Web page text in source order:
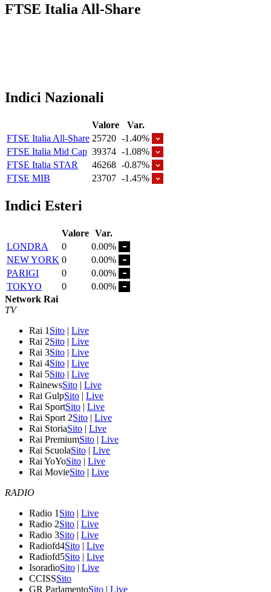
FTSE Italia All-Share
Indici Nazionali
Valore
Var.
FTSE Italia All-Share 25720 -1.40%
FTSE Italia Mid Cap 39374 -1.08%
FTSE Italia STAR
46268 -0.87%
FTSE MIB
23707 -1.45%
Indici Esteri
Valore Var.
LONDRA
0
0.00%
NEW YORK 0
0.00%
PARIGI
0
0.00%
TOKYO
0
0.00%
Network Rai
TV
Rai 1 Sito | Live
Rai 2Sito | Live
Rai 3Sito | Live
Rai 4Sito | Live
Rai 5Sito | Live
RainewsSito | Live
Rai GulpSito | Live
Rai SportSito | Live
Rai Sport 2Sito | Live
Rai StoriaSito | Live
Rai PremiumSito | Live
Rai ScuolaSito | Live
Rai YoYoSito | Live
Rai MovieSito | Live
RADIO
Radio 1 Sito | Live
Radio 2Sito | Live
Radio 3Sito | Live
Radiofd4Sito | Live
Radiofd5Sito | Live
IsoradioSito | Live
CCISSSito
GR ParlamentoSito | Live